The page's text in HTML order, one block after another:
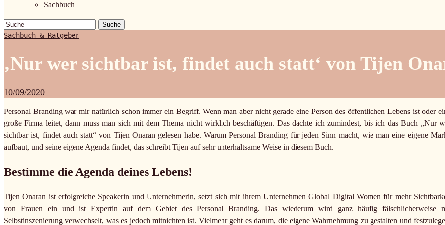
Sachbuch
Suche
Sachbuch & Ratgeber
‚Nur wer sichtbar ist, findet auch statt‘ von Tijen
10/09/2020
Personal Branding war mir natürlich schon immer ein Begriff. Wenn man aber nicht gerade eine Person des öffentlichen Lebens ist oder
große Firma leitet, dann muss man sich mit dem Thema nicht wirklich beschäftigen. Das dachte ich zumindest, bis ich das Buch „Nur
sichtbar ist, findet auch statt“ von Tijen Onaran gelesen habe. Warum Personal Branding für jeden Sinn macht, wie man eine eigene
aufbaut, und seine eigene Agenda findet, das schreibt Tijen auf sehr unterhaltsame Weise in diesem Buch.
Bestimme die Agenda deines Lebens!
Tijen Onaran ist erfolgreiche Speakerin und Unternehmerin, setzt sich mit ihrem Unternehmen Global Digital Women für mehr
von Frauen ein und ist Expertin auf dem Gebiet des Personal Branding. Das wiederum wird ganz häufig fälschlicherweise
Selbstinszenierung verwechselt, was es jedoch mitnichten ist. Vielmehr geht es darum, die eigene Wahrnehmung zu gestalten und